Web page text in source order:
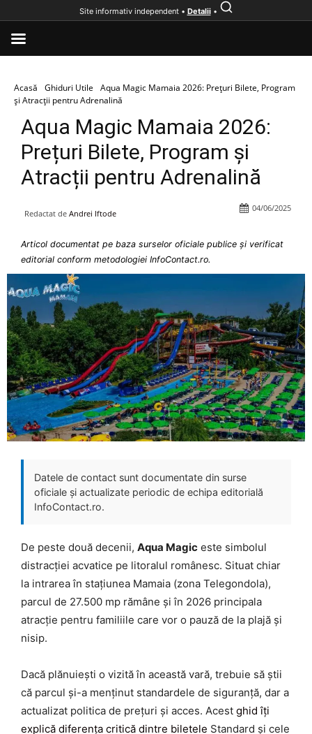
Acasă Ghiduri Utile
Aqua Magic Mamaia 2026: Prețuri Bilete, Program
și Atracții pentru Adrenalină
Aqua Magic Mamaia 2026:
Prețuri Bilete, Program și
Atracții pentru Adrenalină
Redactat de Andrei Iftode
04/06/2025
Articol documentat pe baza surselor oficiale publice și verificat
editorial conform metodologiei InfoContact.ro.
Datele de contact sunt documentate din surse
oficiale și actualizate periodic de echipa editorială
InfoContact.ro.
De peste două decenii, Aqua Magic este simbolul
distracției acvatice pe litoralul românesc. Situat chiar
la intrarea în stațiunea Mamaia (zona Telegondola),
parcul de 27.500 mp rămâne și în 2026 principala
atracție pentru familiile care vor o pauză de la plajă și
nisip.
Dacă plănuiești o vizită în această vară, trebuie să știi
că parcul și-a menținut standardele de siguranță, dar a
actualizat politica de prețuri și acces. Acest ghid îți
explică diferența critică dintre biletele Standard și cele
Site informativ independent • Detalii•